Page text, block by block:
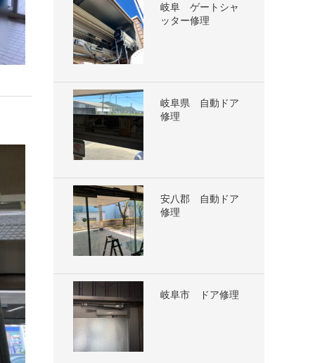
岐阜 ゲートシャ
ッター修理
岐阜県 自動ドア
修理
安八郡 自動ドア
修理
岐阜市 ドア修理